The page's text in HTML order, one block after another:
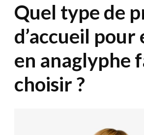
Quel type de
d’accueil
en anaglyphe
choisir ?